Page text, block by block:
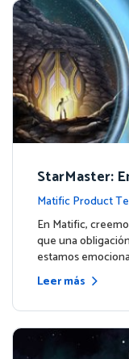
StarMaster:
endizaje a
a
Matific Product
de la plataforma
En Matific,
que una
estamos
Leer más